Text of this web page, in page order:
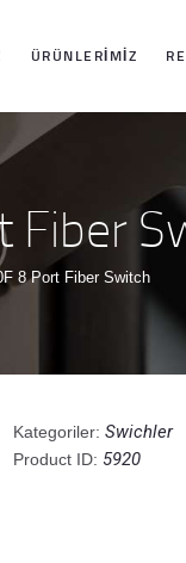
ÜRÜNLERIMIZ
8 Port Fiber Switch
Kategoriler: Swichler
Product ID: 5920